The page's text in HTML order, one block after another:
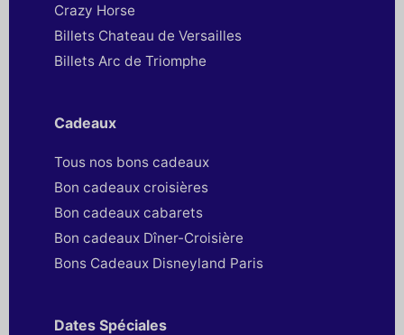
Crazy Horse
Billets Chateau de Versailles
Billets Arc de Triomphe
Cadeaux
Tous nos bons cadeaux
Bon cadeaux croisières
Bon cadeaux cabarets
Bon cadeaux Dîner-Croisière
Bons Cadeaux Disneyland Paris
Dates Spéciales